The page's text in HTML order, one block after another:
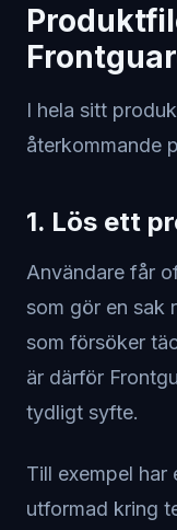
I hela sitt
återkommande
1. Lös ett
Användare får
som gör en sak
som försöker
är därför
tydligt syfte.
Till exempel har
utformad kring